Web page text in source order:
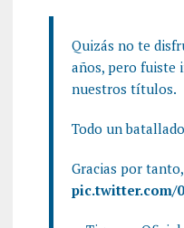
Quizás no te
años, pero fuiste
nuestros títulos.
Todo un
Gracias por
pic.twitter.com/